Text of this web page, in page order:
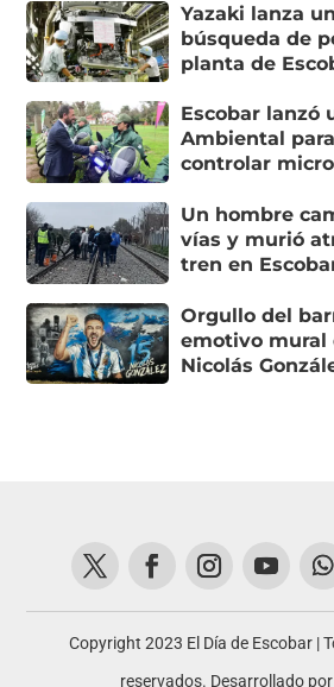
Yazaki lanza
búsqueda de
planta de
Escobar lanzó
Ambiental
controlar
Un hombre
vías y murió
tren en
Orgullo del
emotivo mural
Nicolás
Copyright 2023 El Día de Escobar |
reservados. Desarrollado por